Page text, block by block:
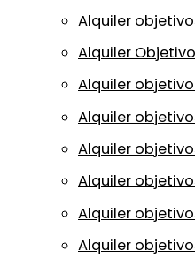
Alquiler
Alquiler
Alquiler
Alquiler
Alquiler
Alquiler
Alquiler
Alquiler